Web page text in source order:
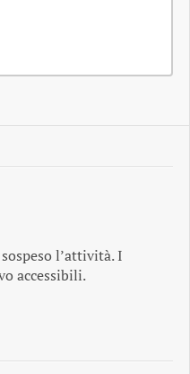
l’attività. I
accessibili.